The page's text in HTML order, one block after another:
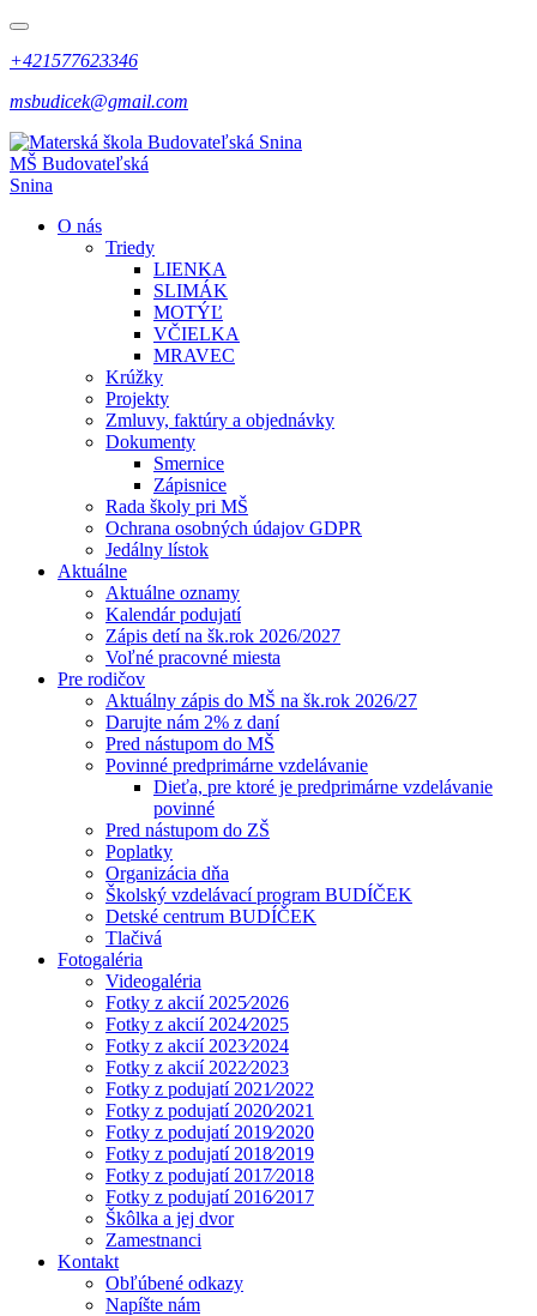
+421577623346
msbudicek@gmail.com
MŠ Budovateľská
Snina
O nás
Triedy
LIENKA
SLIMÁK
MOTÝĽ
VČIELKA
MRAVEC
Krúžky
Projekty
Zmluvy, faktúry a objednávky
Dokumenty
Smernice
Zápisnice
Rada školy pri MŠ
Ochrana osobných údajov GDPR
Jedálny lístok
Aktuálne
Aktuálne oznamy
Kalendár podujatí
Zápis detí na šk.rok 2026/2027
Voľné pracovné miesta
Pre rodičov
Aktuálny zápis do MŠ na šk.rok 2026/27
Darujte nám 2% z daní
Pred nástupom do MŠ
Povinné predprimárne vzdelávanie
Dieťa, pre ktoré je predprimárne vzdelávanie
povinné
Pred nástupom do ZŠ
Poplatky
Organizácia dňa
Školský vzdelávací program BUDÍČEK
Detské centrum BUDÍČEK
Tlačivá
Fotogaléria
Videogaléria
Fotky z akcií 2025⁄2026
Fotky z akcií 2024⁄2025
Fotky z akcií 2023⁄2024
Fotky z akcií 2022⁄2023
Fotky z podujatí 2021⁄2022
Fotky z podujatí 2020⁄2021
Fotky z podujatí 2019⁄2020
Fotky z podujatí 2018⁄2019
Fotky z podujatí 2017⁄2018
Fotky z podujatí 2016⁄2017
Škôlka a jej dvor
Zamestnanci
Kontakt
Obľúbené odkazy
Napíšte nám